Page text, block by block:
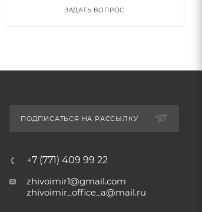
ЗАДАТЬ ВОПРОС
ПОДПИСАТЬСЯ НА РАССЫЛКУ
+7 (771) 409 99 22
zhivoimir1@gmail.com
zhivoimir_office_a@mail.ru